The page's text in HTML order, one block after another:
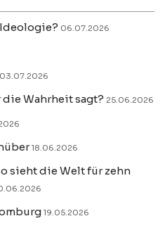
06.07.2026
03.07.2026
die Wahrheit sagt? 25.06.2026
18.06.2026
sieht die Welt für zehn
19.05.2026